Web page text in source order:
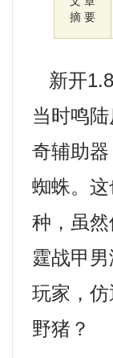
摘 要
新开
当时鸣
奇辅助
蜘蛛。
种，虽
霆战甲
玩家，
野猪？